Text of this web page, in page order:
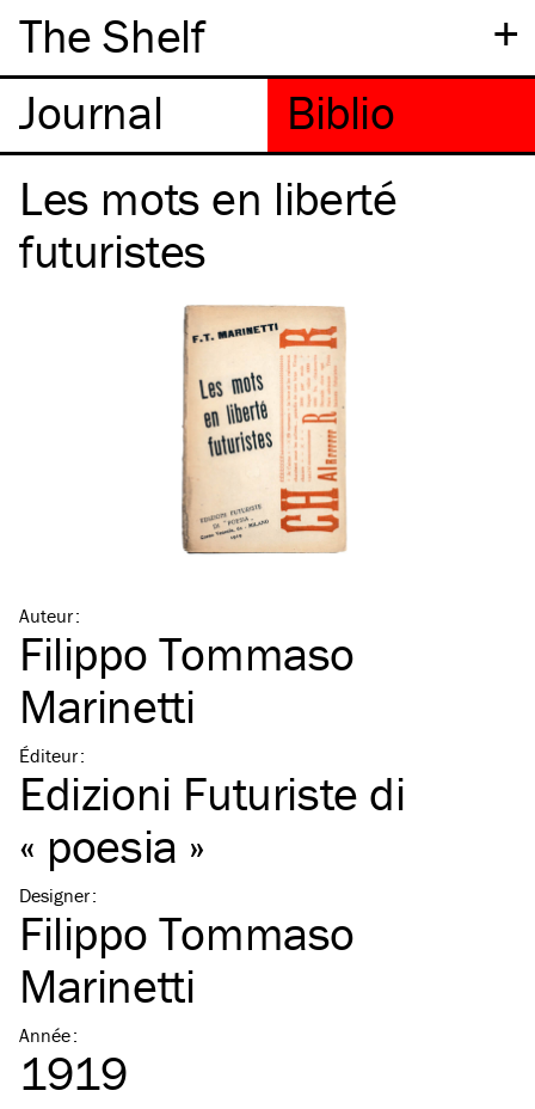
+
The Shelf
Les mots en liberté
futuristes
Auteur:
Filippo Tommaso
Marinetti
Éditeur:
Edizioni Futuriste di
« poesia »
Designer:
Filippo Tommaso
Marinetti
Année:
1919